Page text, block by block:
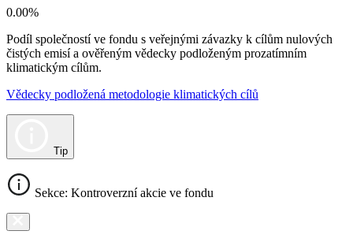
0.00%
Podíl společností ve fondu s veřejnými závazky k cílům nulových
čistých emisí a ověřeným vědecky podloženým prozatímním
klimatickým cílům.
Vědecky podložená metodologie klimatických cílů
Tip
Sekce: Kontroverzní akcie ve fondu